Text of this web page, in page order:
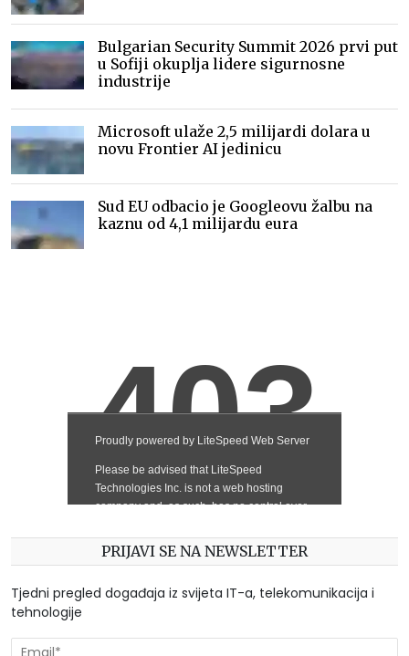
Bulgarian Security Summit 2026 prvi put
u Sofiji okuplja lidere sigurnosne
industrije
Microsoft ulaže 2,5 milijardi dolara u
novu Frontier AI jedinicu
Sud EU odbacio je Googleovu žalbu na
kaznu od 4,1 milijardu eura
PRIJAVI SE NA NEWSLETTER
Tjedni pregled događaja iz svijeta IT-a, telekomunikacija i
tehnologije